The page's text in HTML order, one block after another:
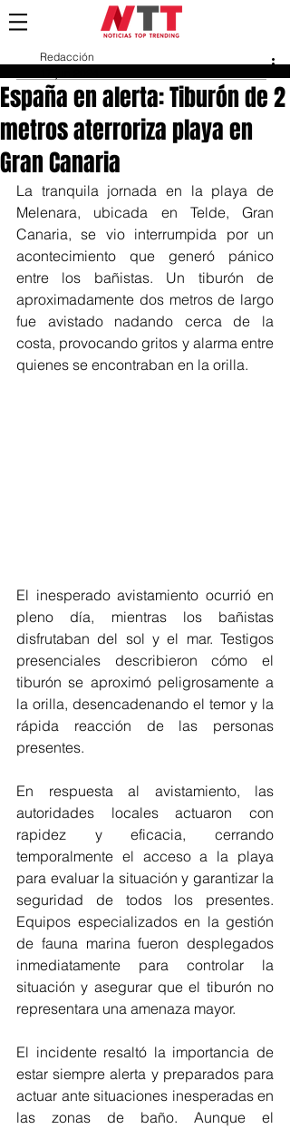
España en alerta: Tiburón de 2
metros aterroriza playa en
Gran Canaria
Redacción
La tranquila jornada en la playa de
Melenara, ubicada en Telde, Gran
Canaria, se vio interrumpida por un
acontecimiento que generó pánico
entre los bañistas. Un tiburón de
aproximadamente dos metros de largo
fue avistado nadando cerca de la
costa, provocando gritos y alarma entre
quienes se encontraban en la orilla.
El inesperado avistamiento ocurrió en
pleno día, mientras los bañistas
disfrutaban del sol y el mar. Testigos
presenciales describieron cómo el
tiburón se aproximó peligrosamente a
la orilla, desencadenando el temor y la
rápida reacción de las personas
presentes.
En respuesta al avistamiento, las
autoridades locales actuaron con
rapidez y eficacia, cerrando
temporalmente el acceso a la playa
para evaluar la situación y garantizar la
seguridad de todos los presentes.
Equipos especializados en la gestión
de fauna marina fueron desplegados
inmediatamente para controlar la
situación y asegurar que el tiburón no
representara una amenaza mayor.
El incidente resaltó la importancia de
estar siempre alerta y preparados para
actuar ante situaciones inesperadas en
las zonas de baño. Aunque el